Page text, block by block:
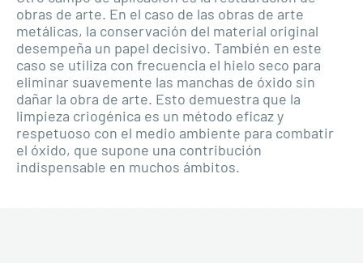
obras de arte. En el caso de las obras de arte
metálicas, la conservación del material original
desempeña un papel decisivo. También en este
caso se utiliza con frecuencia el hielo seco para
eliminar suavemente las manchas de óxido sin
dañar la obra de arte. Esto demuestra que la
limpieza criogénica es un método eficaz y
respetuoso con el medio ambiente para combatir
el óxido, que supone una contribución
indispensable en muchos ámbitos.